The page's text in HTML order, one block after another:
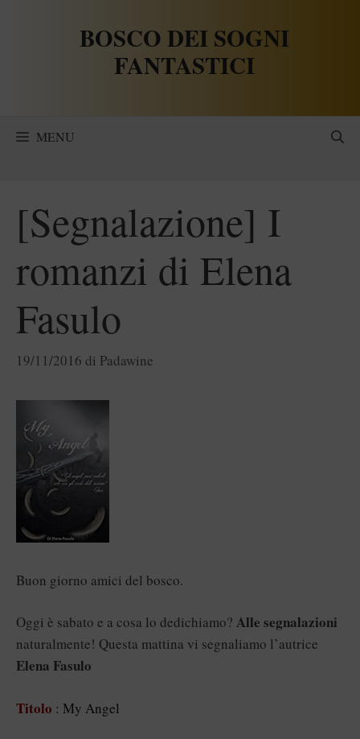
BOSCO DEI SOGNI
FANTASTICI
MENU
[Segnalazione] I
romanzi di Elena
Fasulo
19/11/2016 di Padawine
Buon giorno amici del bosco.
Oggi è sabato e a cosa lo dedichiamo? Alle segnalazioni
naturalmente! Questa mattina vi segnaliamo l’autrice
Elena Fasulo
Titolo : My Angel